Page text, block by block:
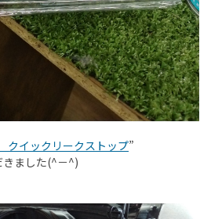
イックリークストップ”
きました(^－^)